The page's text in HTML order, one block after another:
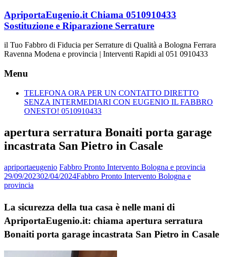
Vai
al
contenuto
ApriportaEugenio.it Chiama 0510910433
Sostituzione e Riparazione Serrature
il Tuo Fabbro di Fiducia per Serrature di Qualità a Bologna Ferrara
Ravenna Modena e provincia | Interventi Rapidi al 051 0910433
Menu
TELEFONA ORA PER UN CONTATTO DIRETTO
SENZA INTERMEDIARI CON EUGENIO IL FABBRO
ONESTO! 0510910433
apertura serratura Bonaiti porta garage
incastrata San Pietro in Casale
apriportaeugenio Fabbro Pronto Intervento Bologna e provincia
29/09/202302/04/2024Fabbro Pronto Intervento Bologna e
provincia
La sicurezza della tua casa è nelle mani di
ApriportaEugenio.it: chiama apertura serratura
Bonaiti porta garage incastrata San Pietro in Casale